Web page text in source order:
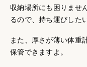
収納場所にも困りませ
るので、持ち運びした
また、厚さが薄い体重
保管できますよ。